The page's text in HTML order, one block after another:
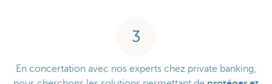
3
En concertation avec nos experts chez private banking,